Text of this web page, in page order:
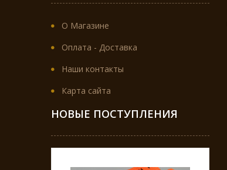
О Магазине
Оплата - Доставка
Наши контакты
Карта сайта
НОВЫЕ ПОСТУПЛЕНИЯ